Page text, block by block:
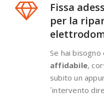
Fissa
per la
Se hai bisogno
affidabile,
subito un
´intervento